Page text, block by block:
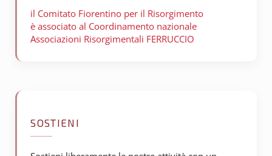
il Comitato Fiorentino per il Risorgimento
è associato al Coordinamento nazionale
Associazioni Risorgimentali FERRUCCIO
SOSTIENI